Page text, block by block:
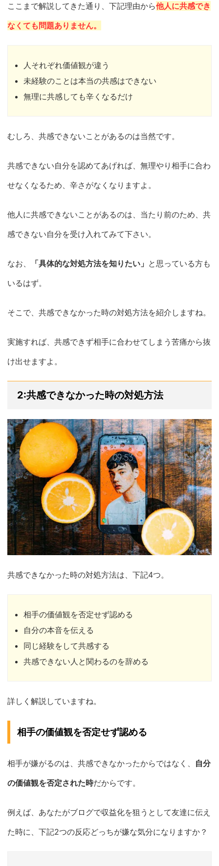
ここまで解説してきた通り、下記理由から他人に共感でき
なくても問題ありません。
人それぞれ価値観が違う
未経験のことは本当の共感はできない
無理に共感しても辛くなるだけ
むしろ、共感できないことがあるのは当然です。
共感できない自分を認めてあげれば、無理やり相手に合わ
せなくなるため、辛さがなくなりますよ。
他人に共感できないことがあるのは、当たり前のため、共
感できない自分を受け入れてみて下さい。
なお、 「具体的な対処方法を知りたい」 と思っている方も
いるはず。
そこで、共感できなかった時の対処方法を紹介しますね。
実施すれば、共感できず相手に合わせてしまう苦痛から抜
け出せますよ。
2:共感できなかった時の対処方法
共感できなかった時の対処方法は、下記4つ。
相手の価値観を否定せず認める
自分の本音を伝える
同じ経験をして共感する
共感できない人と関わるのを辞める
詳しく解説していますね。
相手の価値観を否定せず認める
相手が嫌がるのは、共感できなかったからではなく、 自分
の価値観を否定された時だからです。
例えば、あなたがブログで収益化を狙うとして友達に伝え
た時に、下記2つの反応どっちが嫌な気分になりますか？